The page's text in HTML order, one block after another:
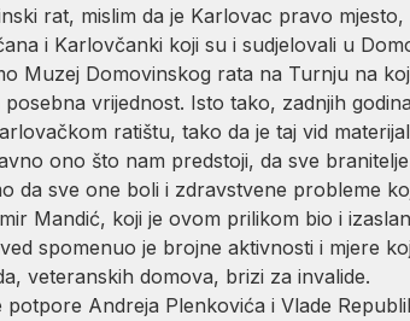
rat, mislim da je Karlovac pravo
i Karlovčanki koji su i sudjelovali u
Muzej Domovinskog rata na Turnju na
vrijednost. Isto tako, zadnjih
ratištu, tako da je taj vid
ono što nam predstoji, da sve
da sve one boli i zdravstvene probleme
Mandić, koji je ovom prilikom bio i
spomenuo je brojne aktivnosti i mjere
veteranskih domova, brizi za invalide.
Andreja Plenkovića i Vlade